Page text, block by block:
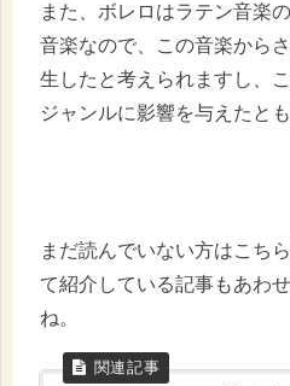
また、ボレロはラテン音楽
音楽なので、この音楽から
生したと考えられますし、
ジャンルに影響を与えたと
まだ読んでいない方はこち
て紹介している記事もあわ
ね。